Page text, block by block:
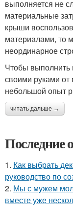
выполняется не
материальные
крыши
материалами, то
неординарное
Чтобы выполнить
своими руками от
небольшой опыт
читать дальше →
Последние
1. Как выбрать
руководство по
2. Мы с мужем
вместе уже